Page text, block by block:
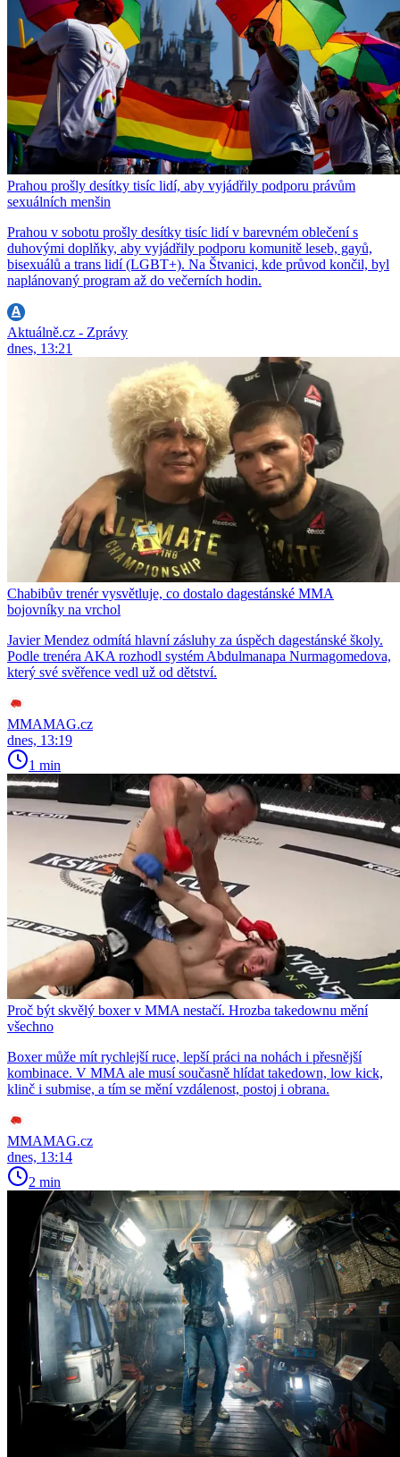
Prahou prošly desítky tisíc lidí, aby vyjádřily podporu právům
sexuálních menšin
Prahou v sobotu prošly desítky tisíc lidí v barevném oblečení s
duhovými doplňky, aby vyjádřily podporu komunitě leseb, gayů,
bisexuálů a trans lidí (LGBT+). Na Štvanici, kde průvod končil, byl
naplánovaný program až do večerních hodin.
Aktuálně.cz - Zprávy
dnes, 13:21
Chabibův trenér vysvětluje, co dostalo dagestánské MMA
bojovníky na vrchol
Javier Mendez odmítá hlavní zásluhy za úspěch dagestánské školy.
Podle trenéra AKA rozhodl systém Abdulmanapa Nurmagomedova,
který své svěřence vedl už od dětství.
MMAMAG.cz
dnes, 13:19
1 min
Proč být skvělý boxer v MMA nestačí. Hrozba takedownu mění
všechno
Boxer může mít rychlejší ruce, lepší práci na nohách i přesnější
kombinace. V MMA ale musí současně hlídat takedown, low kick,
klinč i submise, a tím se mění vzdálenost, postoj i obrana.
MMAMAG.cz
dnes, 13:14
2 min